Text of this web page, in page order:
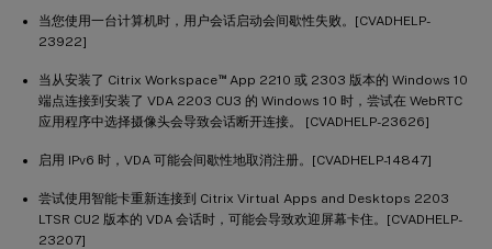
当您使用一台计算机时，用户会话启动会间歇性失败。[CVADHELP-
23922]
当从安装了 Citrix Workspace™App 2210 或 2303 版本的 Windows 10
端点连接到安装了 VDA 2203 CU3 的 Windows 10 时，尝试在 WebRTC
应用程序中选择摄像头会导致会话断开连接。 [CVADHELP-23626]
启用 IPv6 时，VDA 可能会间歇性地取消注册。[CVADHELP-14847]
尝试使用智能卡重新连接到 Citrix Virtual Apps and Desktops 2203
LTSR CU2 版本的 VDA 会话时，可能会导致欢迎屏幕卡住。[CVADHELP-
23207]